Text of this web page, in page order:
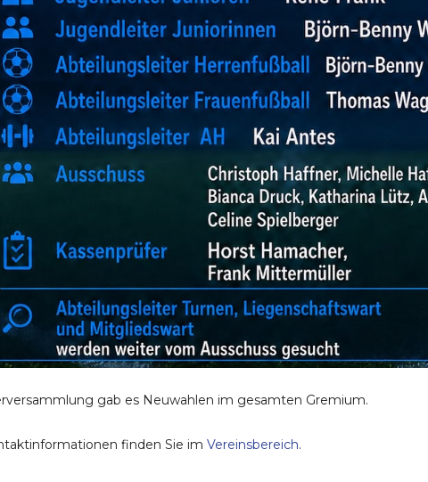
gab es Neuwahlen im gesamten Gremium.
finden Sie im Vereinsbereich.